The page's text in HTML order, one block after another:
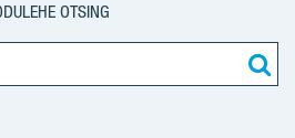
OTSING